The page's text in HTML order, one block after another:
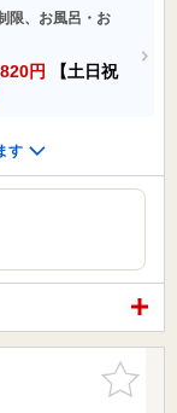
限、お風呂・お
820円
【土日祝
す
お気に入
りに追加